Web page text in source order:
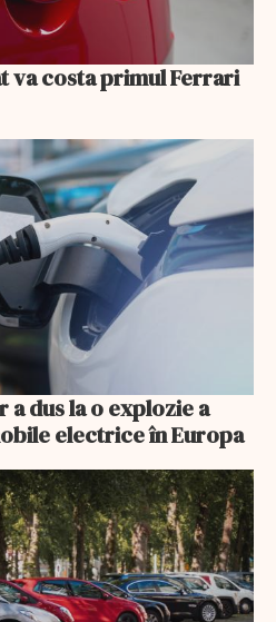
va costa primul Ferrari
dus la o explozie a
electrice în Europa